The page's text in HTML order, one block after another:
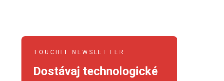
TOUCHIT NEWSLETTER
Dostávaj technologické